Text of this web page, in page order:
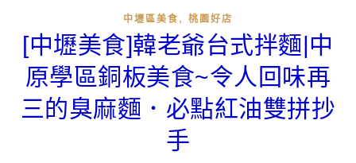
中壢區美食 , 桃園好店
[中壢美食]韓老爺台式拌麵|中
原學區銅板美食~令人回味再
三的臭麻麵．必點紅油雙拼抄
手